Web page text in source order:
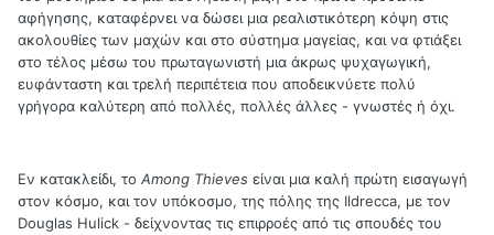
αφήγησης, καταφέρνει να δώσει μια ρεαλιστικότερη κόψη στις
ακολουθίες των μαχών και στο σύστημα μαγείας, και να φτιάξει
στο τέλος μέσω του πρωταγωνιστή μια άκρως ψυχαγωγική,
ευφάνταστη και τρελή περιπέτεια που αποδεικνύετε πολύ
γρήγορα καλύτερη από πολλές, πολλές άλλες - γνωστές ή όχι.
Εν κατακλείδι, το Among Thieves είναι μια καλή πρώτη εισαγωγή
στον κόσμο, και τον υπόκοσμο, της πόλης της Ildrecca, με τον
Douglas Hulick - δείχνοντας τις επιρροές από τις σπουδές του